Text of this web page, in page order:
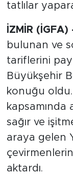
tatlılar
İZMİR (İGFA)
bulunan ve
tariflerini
Büyükşehir
konuğu oldu.
kapsamında
sağır ve
araya gelen
aktardı.